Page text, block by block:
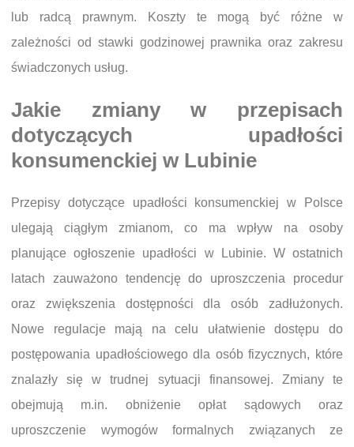
lub radcą prawnym. Koszty te mogą być różne w
zależności od stawki godzinowej prawnika oraz zakresu
świadczonych usług.
Jakie zmiany w przepisach
dotyczących upadłości
konsumenckiej w Lubinie
Przepisy dotyczące upadłości konsumenckiej w Polsce
ulegają ciągłym zmianom, co ma wpływ na osoby
planujące ogłoszenie upadłości w Lubinie. W ostatnich
latach zauważono tendencję do uproszczenia procedur
oraz zwiększenia dostępności dla osób zadłużonych.
Nowe regulacje mają na celu ułatwienie dostępu do
postępowania upadłościowego dla osób fizycznych, które
znalazły się w trudnej sytuacji finansowej. Zmiany te
obejmują m.in. obniżenie opłat sądowych oraz
uproszczenie wymogów formalnych związanych ze